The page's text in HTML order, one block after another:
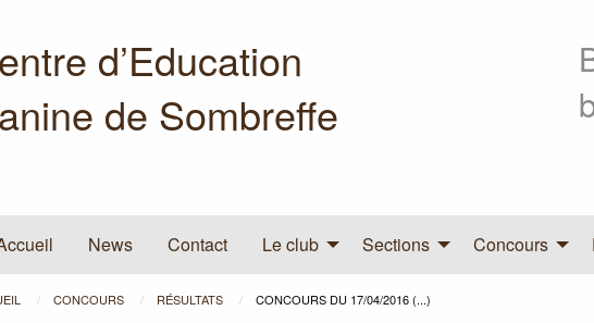
d’Education
de Sombreffe
News Contact Le club Sections Concours
CONCOURS RÉSULTATS CONCOURS DU 17/04/2016 (...)